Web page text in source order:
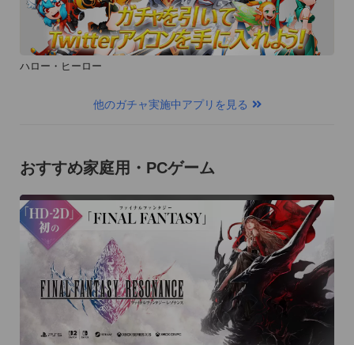
ハロー・ヒーロー
他のガチャ実施中アプリを見る
おすすめ家庭用・PCゲーム